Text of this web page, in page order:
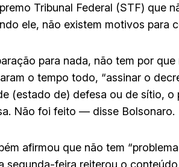
Tribunal Federal (STF) que
ele, não existem motivos para
para nada, não tem por
o tempo todo, “assinar o
(estado de) defesa ou de sítio,
Não foi feito — disse Bolsonaro.
afirmou que não tem
segunda-feira reiterou o